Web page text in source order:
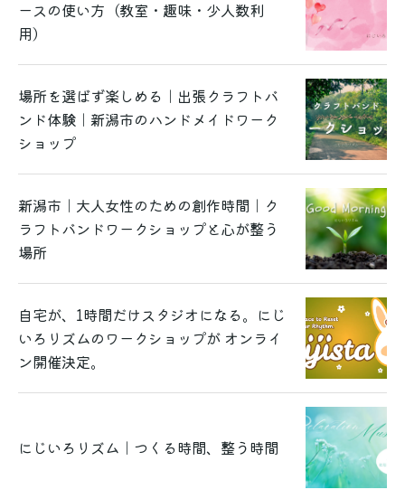
ースの使い方（教室・趣味・少人数利
用）
場所を選ばず楽しめる｜出張クラフトバ
ンド体験｜新潟市のハンドメイドワーク
ショップ
新潟市｜大人女性のための創作時間｜ク
ラフトバンドワークショップと心が整う
場所
自宅が、1時間だけスタジオになる。にじ
いろリズムのワークショップが オンライ
ン開催決定。
にじいろリズム｜つくる時間、整う時間